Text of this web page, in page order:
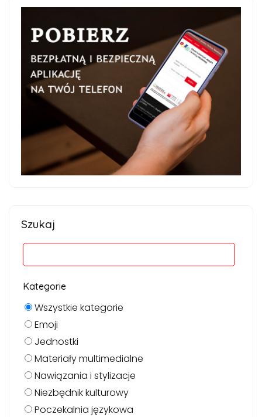
Szukaj
Kategorie
Wszystkie kategorie
Emoji
Jednostki
Materiały multimedialne
Nawiązania i stylizacje
Niezbędnik kulturowy
Poczekalnia językowa